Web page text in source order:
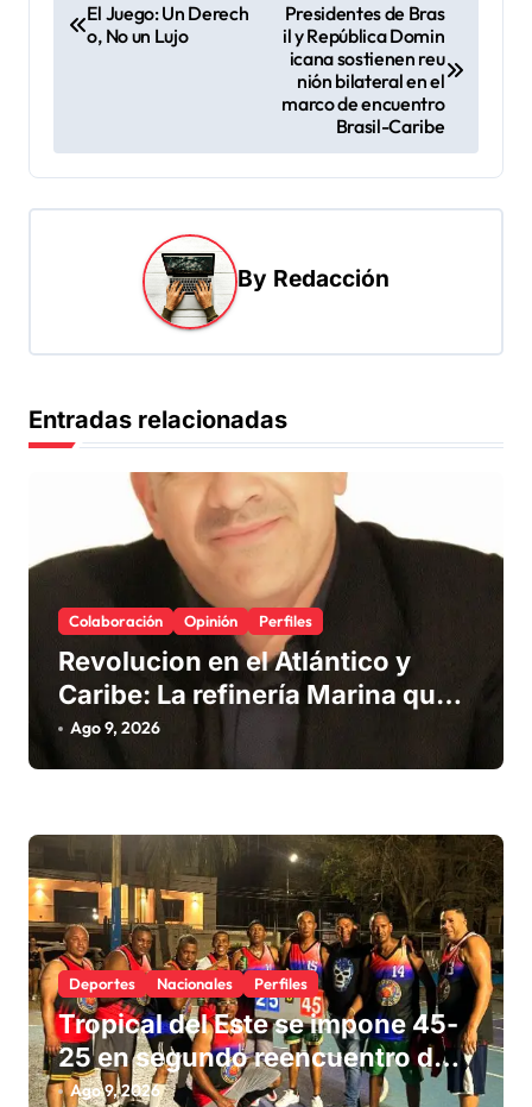
g
a
n
e
t
a
d
a
El Juego: Un Derech
o, No un Lujo
Presidentes de Bras
il y República Domin
icana sostienen reu
nión bilateral en el
marco de encuentro
Brasil-Caribe
By Redacción
Entradas relacionadas
Colaboración Opinión Perfiles
Revolucion en el Atlántico y
Caribe: La refinería Marina que
promete salvar nuestras playas
Ago 9, 2026
Deportes Nacionales Perfiles
Tropical del Este se impone 45-
25 en segundo reencuentro de
generaciones del baloncesto de
Ago 9, 2026